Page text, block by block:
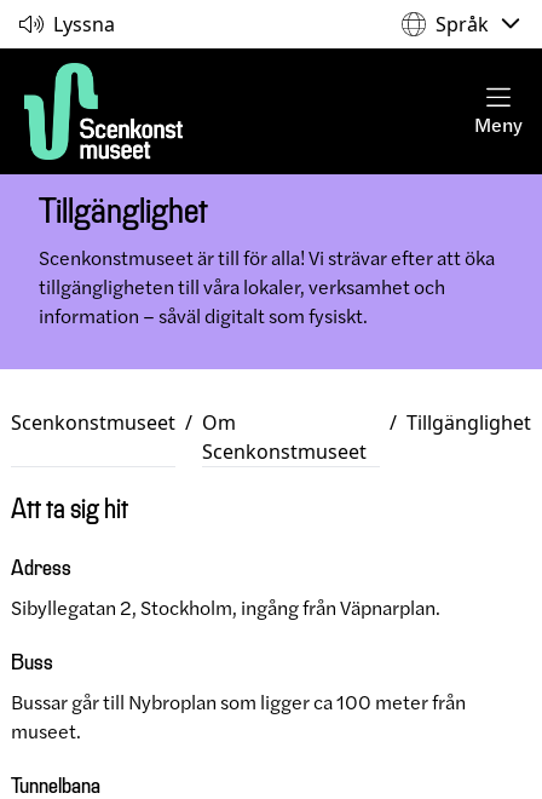
Lyssna Språk
Meny
Tillgänglighet
Scenkonstmuseet är till för alla! Vi strävar efter att öka
tillgängligheten till våra lokaler, verksamhet och
information – såväl digitalt som fysiskt.
Scenkonstmuseet / Om
Scenkonstmuseet
/ Tillgänglighet
Att ta sig hit
Adress
Sibyllegatan 2, Stockholm, ingång från Väpnarplan.
Buss
Bussar går till Nybroplan som ligger ca 100 meter från
museet.
Tunnelbana